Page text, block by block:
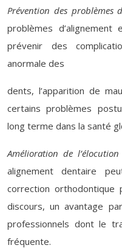
Prévention des problèmes
problèmes d’alignement
prévenir des
anormale des
dents, l’apparition de
certains problèmes
long terme dans la santé
Amélioration de l’élocution
alignement dentaire
correction
discours, un avantage
professionnels dont le
fréquente.